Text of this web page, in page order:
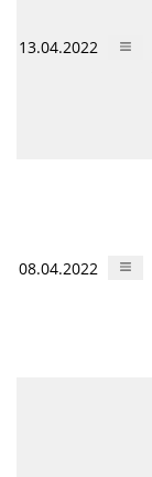
13.04.2022
08.04.2022